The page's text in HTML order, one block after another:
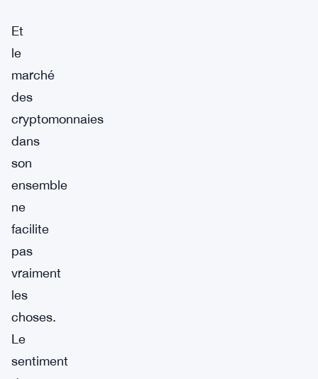
Et
le
marché
des
cryptomonnaies
dans
son
ensemble
ne
facilite
pas
vraiment
les
choses.
Le
sentiment